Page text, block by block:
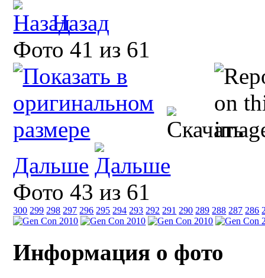
Назад
Фото 41 из 61
Дальше
Фото 43 из 61
300 299 298 297 296 295 294 293 292 291 290 289 288 287 286
Информация о фото